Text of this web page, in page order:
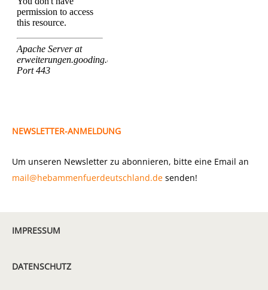
NEWSLETTER-ANMELDUNG
Um unseren Newsletter zu abonnieren, bitte eine Email an
mail@hebammenfuerdeutschland.de senden!
IMPRESSUM
DATENSCHUTZ